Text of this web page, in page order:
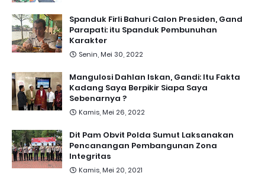
Spanduk Firli Bahuri Calon Presiden, Gand
Parapati: itu Spanduk Pembunuhan
Karakter
Senin, Mei 30, 2022
Mangulosi Dahlan Iskan, Gandi: Itu Fakta
Kadang Saya Berpikir Siapa Saya
Sebenarnya ?
Kamis, Mei 26, 2022
Dit Pam Obvit Polda Sumut Laksanakan
Pencanangan Pembangunan Zona
Integritas
Kamis, Mei 20, 2021